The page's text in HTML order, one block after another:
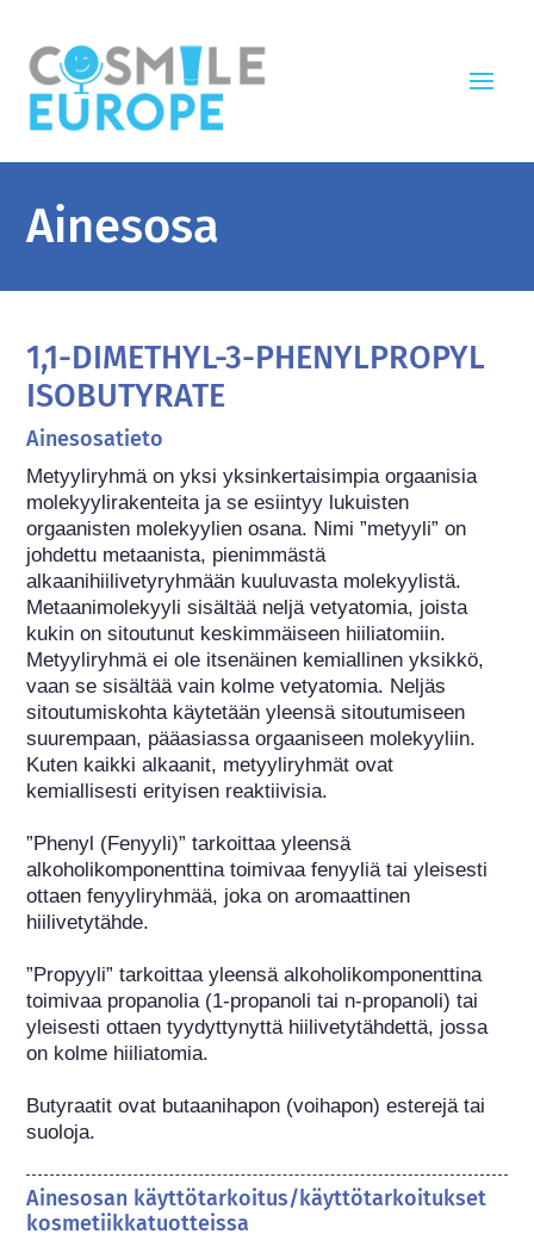
Ainesosa
1,1-DIMETHYL-3-PHENYLPROPYL
ISOBUTYRATE
Ainesosatieto
Metyyliryhmä on yksi yksinkertaisimpia orgaanisia
molekyylirakenteita ja se esiintyy lukuisten
orgaanisten molekyylien osana. Nimi ”metyyli” on
johdettu metaanista, pienimmästä
alkaanihiilivetyryhmään kuuluvasta molekyylistä.
Metaanimolekyyli sisältää neljä vetyatomia, joista
kukin on sitoutunut keskimmäiseen hiiliatomiin.
Metyyliryhmä ei ole itsenäinen kemiallinen yksikkö,
vaan se sisältää vain kolme vetyatomia. Neljäs
sitoutumiskohta käytetään yleensä sitoutumiseen
suurempaan, pääasiassa orgaaniseen molekyyliin.
Kuten kaikki alkaanit, metyyliryhmät ovat
kemiallisesti erityisen reaktiivisia.
”Phenyl (Fenyyli)” tarkoittaa yleensä
alkoholikomponenttina toimivaa fenyyliä tai yleisesti
ottaen fenyyliryhmää, joka on aromaattinen
hiilivetytähde.
”Propyyli” tarkoittaa yleensä alkoholikomponenttina
toimivaa propanolia (1-propanoli tai n-propanoli) tai
yleisesti ottaen tyydyttynyttä hiilivetytähdettä, jossa
on kolme hiiliatomia.
Butyraatit ovat butaanihapon (voihapon) esterejä tai
suoloja.
Ainesosan käyttötarkoitus/käyttötarkoitukset
kosmetiikkatuotteissa